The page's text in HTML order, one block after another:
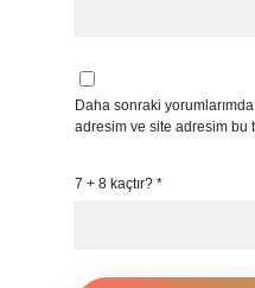
Daha sonraki
adresim ve site adresim bu
7 + 8 kaçtır? *